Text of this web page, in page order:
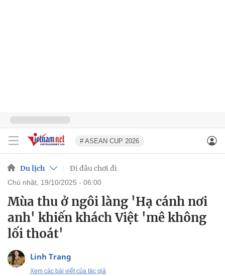
# ASEAN CUP 2026
Du lịch Đi đâu chơi đi
chủ nhật, 19/10/2025 - 06:00
Mùa thu ở ngôi làng 'Hạ cánh nơi
anh' khiến khách Việt 'mê không
lối thoát'
Linh Trang
Xem các bài viết của tác giả